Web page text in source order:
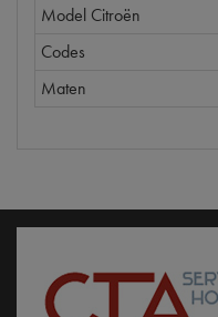
Model Citroën
Codes
Maten